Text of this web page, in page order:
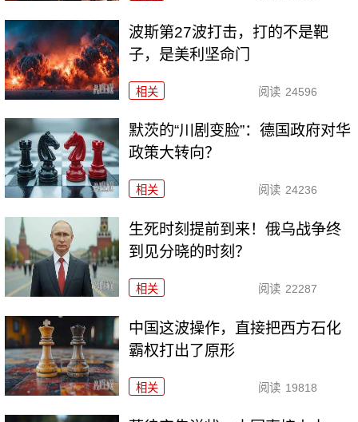
波斯第27波打击，打的不是靶
子，是美利坚命门
相关 阅读 24596
默茨的“川剧变脸”：德国政府对华
政策大转向？
相关 阅读 24236
生死时刻提前到来！俄乌战争终
到见分晓的时刻？
相关 阅读 22287
中国这波操作，直接把西方石化
霸权打出了原形
相关 阅读 19818